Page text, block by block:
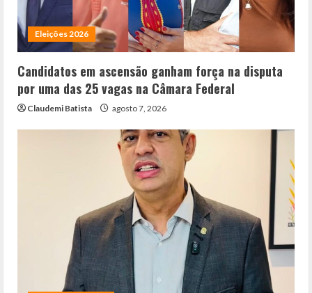
Eleições 2026
Candidatos em ascensão ganham força na disputa
por uma das 25 vagas na Câmara Federal
Claudemi Batista agosto 7, 2026